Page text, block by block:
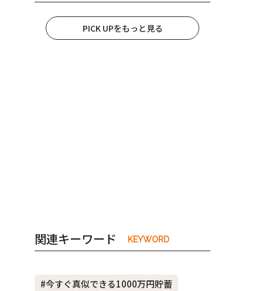
PICK UPをもっと見る
関連キーワード KEYWORD
#今すぐ真似できる1000万円貯蓄